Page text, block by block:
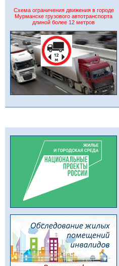
Схема ограничения движения в городе
Мурманске грузового автотранспорта
длиной более 12 метров